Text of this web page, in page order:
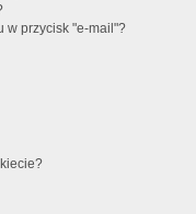
w przycisk "e-mail"?